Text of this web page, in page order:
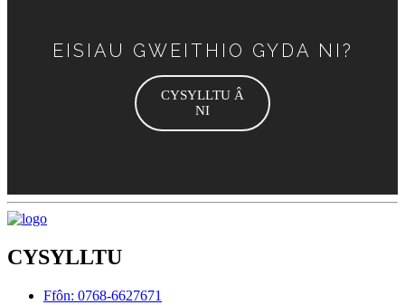
EISIAU GWEITHIO GYDA NI?
CYSYLLTU Â
NI
CYSYLLTU
Ffôn: 0768-6627671